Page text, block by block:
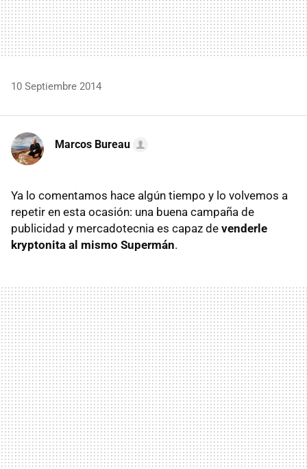
10 Septiembre 2014
Marcos Bureau
Ya lo comentamos hace algún tiempo y lo volvemos a
repetir en esta ocasión: una buena campaña de
publicidad y mercadotecnia es capaz de venderle
kryptonita al mismo Supermán.